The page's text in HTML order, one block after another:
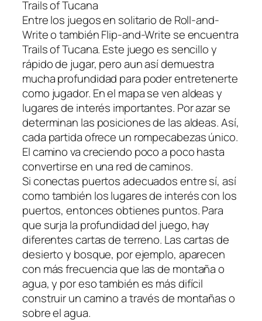
Trails of Tucana
Entre los juegos en solitario de Roll-and-
Write o también Flip-and-Write se encuentra
Trails of Tucana. Este juego es sencillo y
rápido de jugar, pero aun así demuestra
mucha profundidad para poder entretenerte
como jugador. En el mapa se ven aldeas y
lugares de interés importantes. Por azar se
determinan las posiciones de las aldeas. Así,
cada partida ofrece un rompecabezas único.
El camino va creciendo poco a poco hasta
convertirse en una red de caminos.
Si conectas puertos adecuados entre sí, así
como también los lugares de interés con los
puertos, entonces obtienes puntos. Para
que surja la profundidad del juego, hay
diferentes cartas de terreno. Las cartas de
desierto y bosque, por ejemplo, aparecen
con más frecuencia que las de montaña o
agua, y por eso también es más difícil
construir un camino a través de montañas o
sobre el agua.